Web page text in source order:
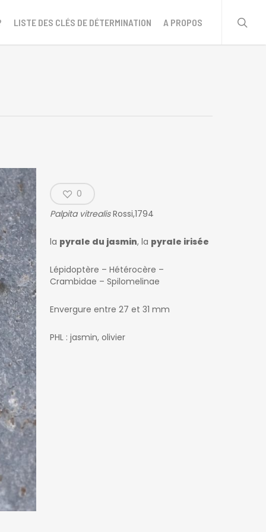
LISTE DES CLÉS DE DÉTERMINATION A PROPOS
0
Palpita vitrealisRossi,1794
la pyrale du jasmin, la pyrale irisée
Lépidoptère – Hétérocère –
Crambidae – Spilomelinae
Envergure entre 27 et 31 mm
PHL : jasmin, olivier